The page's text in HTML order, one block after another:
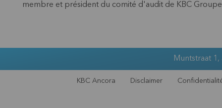
membre et président du comité d'audit de KBC
Muntstraat
KBC Ancora Disclaimer